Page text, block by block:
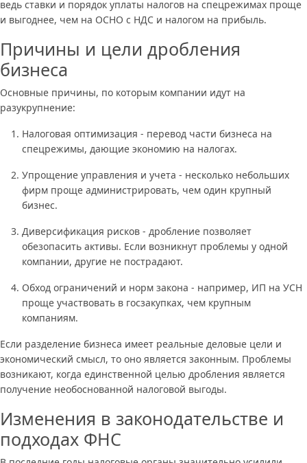
ведь ставки и порядок уплаты налогов на спецрежимах проще
и выгоднее, чем на ОСНО с НДС и налогом на прибыль.
Причины и цели дробления
бизнеса
Основные причины, по которым компании идут на
разукрупнение:
Налоговая оптимизация - перевод части бизнеса на
спецрежимы, дающие экономию на налогах.
Упрощение управления и учета - несколько небольших
фирм проще администрировать, чем один крупный
бизнес.
Диверсификация рисков - дробление позволяет
обезопасить активы. Если возникнут проблемы у одной
компании, другие не пострадают.
Обход ограничений и норм закона - например, ИП на УСН
проще участвовать в госзакупках, чем крупным
компаниям.
Если разделение бизнеса имеет реальные деловые цели и
экономический смысл, то оно является законным. Проблемы
возникают, когда единственной целью дробления является
получение необоснованной налоговой выгоды.
Изменения в законодательстве и
подходах ФНС